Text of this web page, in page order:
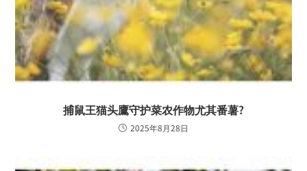
捕鼠王猫头鷹守护菜农作物尤其番薯?
2025年8月28日